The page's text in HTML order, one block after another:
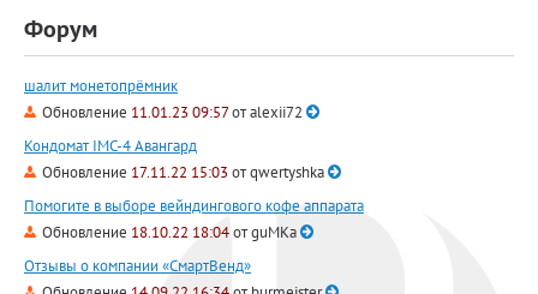
Форум
шалит монетопрёмник
Обновление 11.01.23 09:57отalexii72
Кондомат IMC-4 Авангард
Обновление 17.11.22 15:03 отqwertyshka
Помогите в выборе вейндингового кофе аппарата
Обновление 18.10.22 18:04отguMKa
Отзывы о компании «СмартВенд»